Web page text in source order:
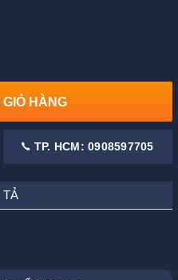
HÀNG
TP. HCM: 0908597705
TẢ